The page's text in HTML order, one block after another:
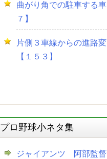
曲がり角での駐車する
７】
片側３車線からの進路
【１５３】
プロ野球小ネタ集
ジャイアンツ 阿部監